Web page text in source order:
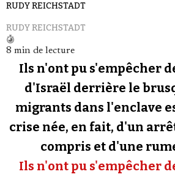
Conspipédia
Vidéos
Revues de presse
Newsletter
Faire un don
Demander à
Se connecter
RUDY REICHSTADT
RUDY REICHSTADT
8 min de lecture
Ils n'ont pu s'empêcher
d'Israël derrière le
migrants dans l'enclave
crise née, en fait, d'un
compris et d'une
Ils n'ont pu s'empêcher